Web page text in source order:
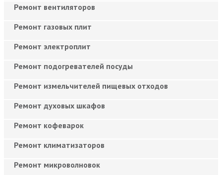
Ремонт вентиляторов
Ремонт газовых плит
Ремонт электроплит
Ремонт подогревателей посуды
Ремонт измельчителей пищевых отходов
Ремонт духовых шкафов
Ремонт кофеварок
Ремонт климатизаторов
Ремонт микроволновок